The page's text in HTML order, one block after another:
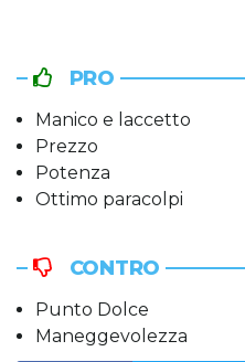
PRO
Manico e laccetto
Prezzo
Potenza
Ottimo paracolpi
CONTRO
Punto Dolce
Maneggevolezza